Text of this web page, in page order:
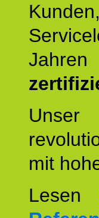
Unser
mit